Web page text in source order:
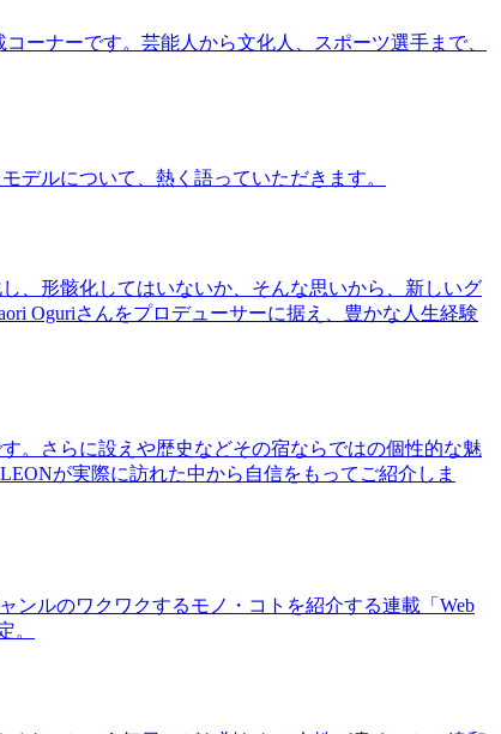
ーナーです。芸能人から文化人、スポーツ選手まで、
デルについて、熱く語っていただきます。
、形骸化してはいないか、そんな思いから、新しいグ
Oguriさんをプロデューサーに据え、豊かな人生経験
。さらに設えや歴史などその宿ならではの個性的な魅
が実際に訪れた中から自信をもってご紹介しま
ンルのワクワクするモノ・コトを紹介する連載「Web
。